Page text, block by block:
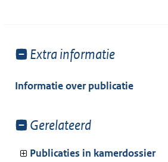
Toon
van:
Extra informatie
Informatie over publicatie
Toon
van:
Gerelateerd
Publicaties in kamerdossier